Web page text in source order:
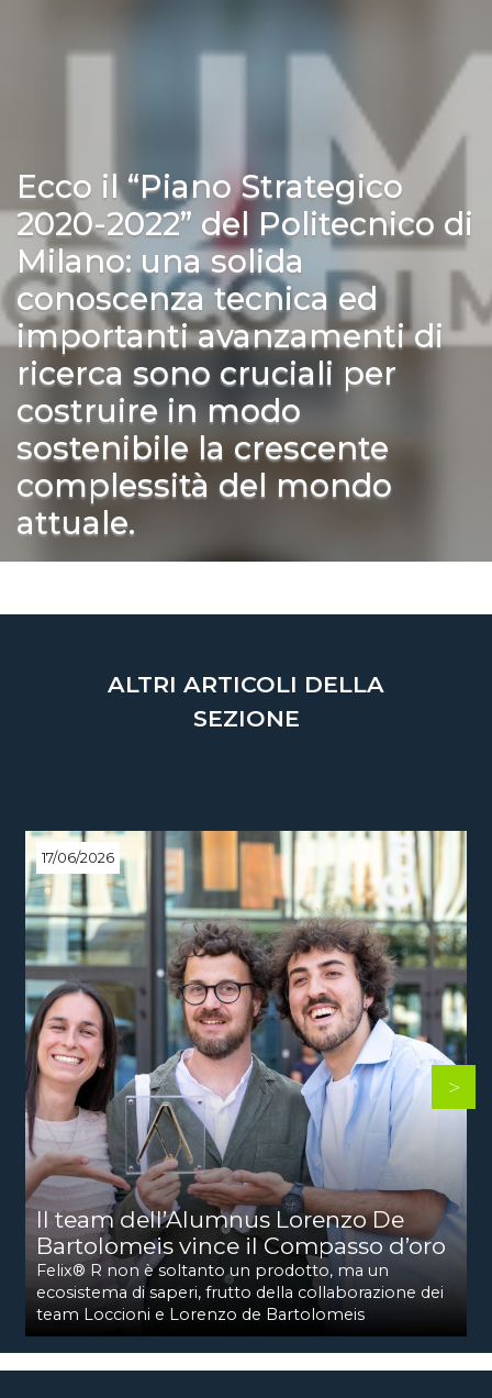
Ecco il “Piano Strategico
2020-2022” del Politecnico di
Milano: una solida
conoscenza tecnica ed
importanti avanzamenti di
ricerca sono cruciali per
costruire in modo
sostenibile la crescente
complessità del mondo
attuale.
ALTRI ARTICOLI DELLA
SEZIONE
Il team dell’Alumnus Lorenzo De
Bartolomeis vince il Compasso d’oro
Felix® R non è soltanto un prodotto, ma un
ecosistema di saperi, frutto della collaborazione dei
team Loccioni e Lorenzo de Bartolomeis
17/06/2026